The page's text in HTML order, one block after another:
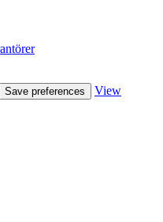
Save preferences
View